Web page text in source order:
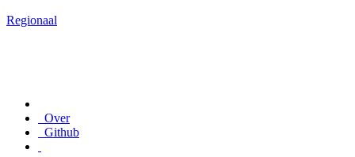
Regionaal
Over
Github